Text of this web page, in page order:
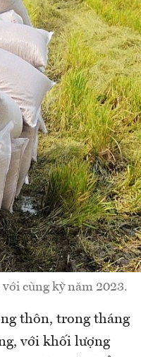
cùng kỳ năm 2023.
thôn, trong tháng
với khối lượng